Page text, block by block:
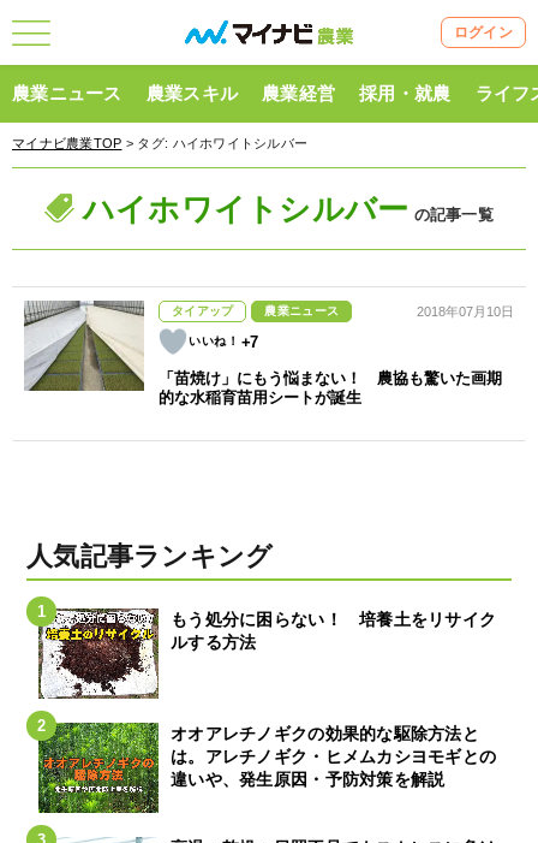
ログイン
農業ニュース 農業スキル 農業経営 採用・就農 ライフ
マイナビ農業TOP > タグ: ハイホワイトシルバー
ハイホワイトシルバー の記事一覧
タイアップ 農業ニュース
+7
2018年07月10日
「苗焼け」にもう悩まない！ 農協も驚いた画期
的な水稲育苗用シートが誕生
人気記事ランキング
もう処分に困らない！ 培養土をリサイク
ルする方法
オオアレチノギクの効果的な駆除方法と
は。アレチノギク・ヒメムカシヨモギとの
違いや、発生原因・予防対策を解説